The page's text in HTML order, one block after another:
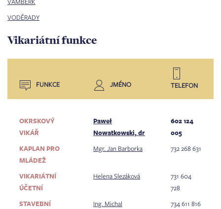
VODĚRADY
Vikariátní funkce
FUNKCE JMÉNO TELEFON
OKRSKOVÝ
VIKÁŘ
Paweł
Nowatkowski, dr
602 124
005
KAPLAN PRO
MLÁDEŽ
Mgr. Jan Barborka 732 268 631
VIKARIÁTNÍ
ÚČETNÍ
Helena Slezáková
731 604
728
STAVEBNÍ
Ing. Michal
734 611 816